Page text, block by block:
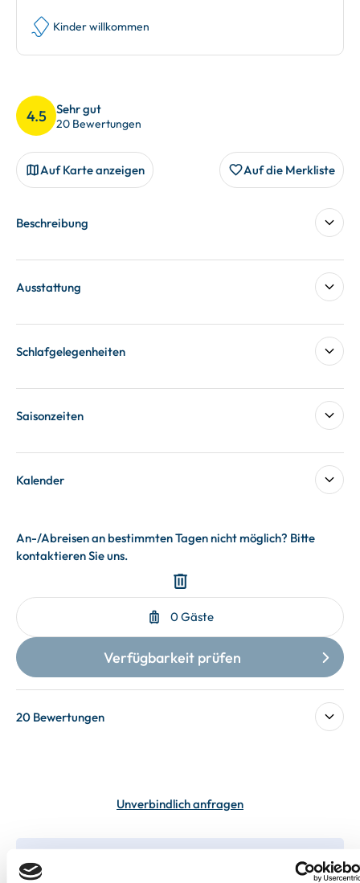
Kinder willkommen
4.5 Sehr gut
20 Bewertungen
Auf Karte anzeigen Auf die Merkliste
Beschreibung
Ausstattung
Schlafgelegenheiten
Saisonzeiten
Kalender
20 Bewertungen
Unverbindlich anfragen
In deiner Buchung inbegriffen